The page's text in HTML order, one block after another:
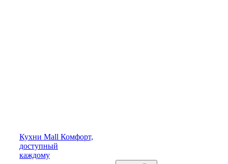
Кухни Mall Комфорт,
доступный
каждому